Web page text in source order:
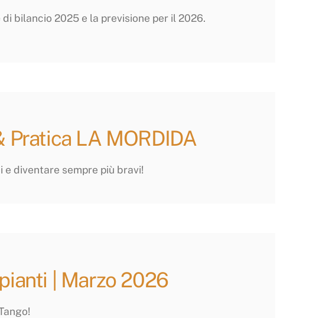
bilancio 2025 e la previsione per il 2026.
Pratica LA MORDIDA
diventare sempre più bravi!
| Marzo 2026